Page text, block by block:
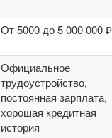
От 5000 до 5 000 000 ₽
Официальное
трудоустройство,
постоянная зарплата,
хорошая кредитная
история